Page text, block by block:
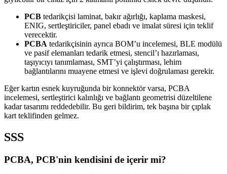
PCB tedarikçisi laminat, bakır ağırlığı, kaplama maskesi,
ENIG, sertleştiriciler, panel ebadı ve imalat süresi için teklif
verecektir.
PCBA tedarikçisinin ayrıca BOM’u incelemesi, BLE modülü
ve pasif elemanları tedarik etmesi, stencil’ı hazırlaması,
taşıyıcıyı tanımlaması, SMT’yi çalıştırması, lehim
bağlantılarını muayene etmesi ve işlevi doğrulaması gerekir.
Eğer kartın esnek kuyruğunda bir konnektör varsa, PCBA
incelemesi, sertleştirici kalınlığı ve bağlantı geometrisi düzeltilene
kadar tasarımı reddedebilir. Bu geri bildirim, tek başına bir çıplak
kart teklifinden gelmez.
SSS
PCBA, PCB'nin kendisini de içerir mi?